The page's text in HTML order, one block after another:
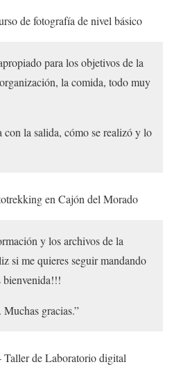
de fotografía de nivel básico
para los objetivos de la
la comida, todo muy
la salida, cómo se realizó y lo
en Cajón del Morado
y los archivos de la
si me quieres seguir mandando
bienvenida!!!
gracias.”
de Laboratorio digital